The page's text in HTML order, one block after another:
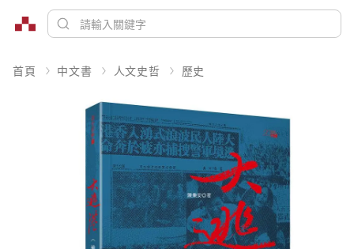
首頁 中文書 人文史哲 歷史